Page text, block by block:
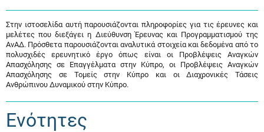
Στην ιστοσελίδα αυτή παρουσιάζονται πληροφορίες για τις έρευνες και
μελέτες που διεξάγει η Διεύθυνση Έρευνας και Προγραμματισμού της
ΑνΑΔ. Πρόσθετα παρουσιάζονται αναλυτικά στοιχεία και δεδομένα από το
πολυσχιδές ερευνητικό έργο όπως είναι οι Προβλέψεις Αναγκών
Απασχόλησης σε Επαγγέλματα στην Κύπρο, οι Προβλέψεις Αναγκών
Απασχόλησης σε Τομείς στην Κύπρο και οι Διαχρονικές Τάσεις
Ανθρώπινου Δυναμικού στην Κύπρο.
Ενότητες